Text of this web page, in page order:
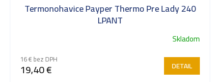
Termonohavice Payper Thermo Pre Lady 240
LPANT
Skladom
16 € bez DPH
19,40 € DETAIL